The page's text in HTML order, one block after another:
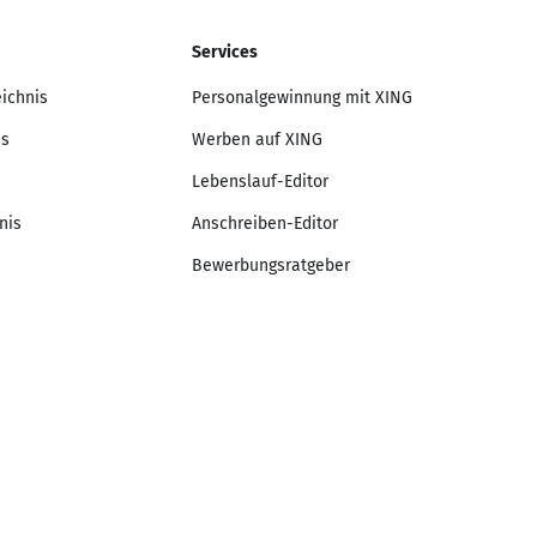
Services
Personalgewinnung mit XING
Werben auf XING
Lebenslauf-Editor
Anschreiben-Editor
Bewerbungsratgeber